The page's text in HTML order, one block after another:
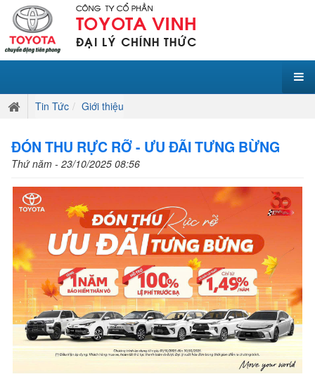
Tin Tức Giới thiệu
ĐÓN THU RỰC RỠ - ƯU ĐÃI TƯNG BỪNG
Thứ năm - 23/10/2025 08:56